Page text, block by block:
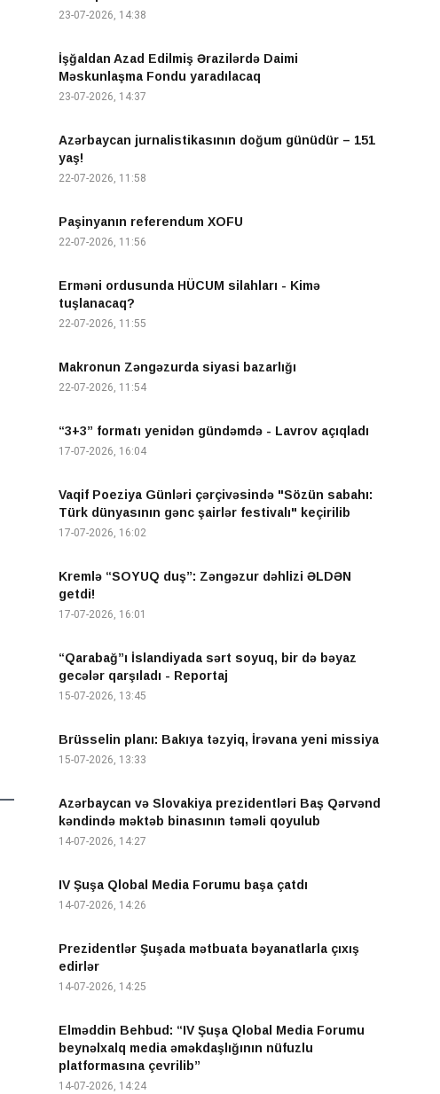
23-07-2026, 14:38
İşğaldan Azad Edilmiş Ərazilərdə Daimi
Məskunlaşma Fondu yaradılacaq
23-07-2026, 14:37
Azərbaycan jurnalistikasının doğum günüdür – 151
yaş!
22-07-2026, 11:58
Paşinyanın referendum XOFU
22-07-2026, 11:56
Erməni ordusunda HÜCUM silahları - Kimə
tuşlanacaq?
22-07-2026, 11:55
Makronun Zəngəzurda siyasi bazarlığı
22-07-2026, 11:54
“3+3” formatı yenidən gündəmdə - Lavrov açıqladı
17-07-2026, 16:04
Vaqif Poeziya Günləri çərçivəsində "Sözün sabahı:
Türk dünyasının gənc şairlər festivalı" keçirilib
17-07-2026, 16:02
Kremlə “SOYUQ duş”: Zəngəzur dəhlizi ƏLDƏN
getdi!
17-07-2026, 16:01
“Qarabağ”ı İslandiyada sərt soyuq, bir də bəyaz
gecələr qarşıladı - Reportaj
15-07-2026, 13:45
Brüsselin planı: Bakıya təzyiq, İrəvana yeni missiya
15-07-2026, 13:33
Azərbaycan və Slovakiya prezidentləri Baş Qərvənd
kəndində məktəb binasının təməli qoyulub
14-07-2026, 14:27
IV Şuşa Qlobal Media Forumu başa çatdı
14-07-2026, 14:26
Prezidentlər Şuşada mətbuata bəyanatlarla çıxış
edirlər
14-07-2026, 14:25
Elməddin Behbud: “IV Şuşa Qlobal Media Forumu
beynəlxalq media əməkdaşlığının nüfuzlu
platformasına çevrilib”
14-07-2026, 14:24